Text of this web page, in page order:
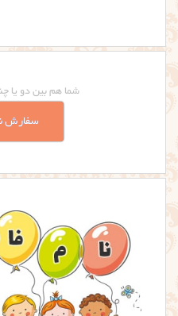
شما هم بین دو یا
سفارش